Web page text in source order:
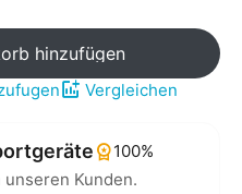
hinzufügen
Vergleichen
100%
unseren Kunden.